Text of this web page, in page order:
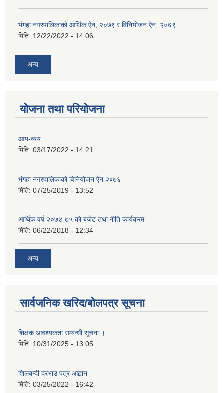
भंगहा नगरपालिकाको आर्थिक ऐन, २०७९ र विनियोजन ऐन, २०७९
मिति: 12/22/2022 - 14:06
अन्य
योजना तथा परियोजना
आय-व्यय
मिति: 03/17/2022 - 14:21
भंगहा नगरपालिकाको विनियोजन ऐन २०७६
मिति: 07/25/2019 - 13:52
आर्थिक वर्ष २०७४-७५ को बजेट तथा नीति कार्यक्रम
मिति: 06/22/2018 - 12:34
अन्य
सार्वजनिक खरिद/बोलपत्र सूचना
शिक्षक आवश्यकता सम्बन्धी सूचना ।
मिति: 10/31/2025 - 13:05
शिलबन्दी दरभाउ पत्र आह्वान
मिति: 03/25/2022 - 16:42